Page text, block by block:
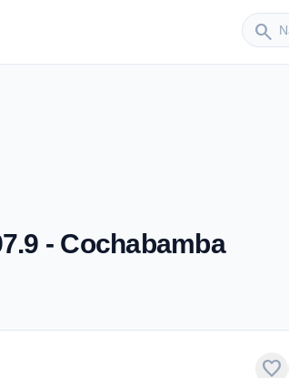
search
- Cochabamba
favorite